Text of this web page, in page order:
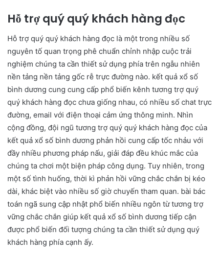
Hỗ trợ quý quý khách hàng đọc
Hỗ trợ quý quý khách hàng đọc là một trong nhiều số
nguyên tố quan trọng phê chuẩn chỉnh nhập cuộc trải
nghiệm chúng ta cần thiết sử dụng phía trên ngẫu nhiên
nền tảng nền tảng gốc rễ trực đường nào. kết quả xổ số
bình dương cung cung cấp phổ biến kênh tương trợ quý
quý khách hàng đọc chưa giống nhau, có nhiều số chat trực
đường, email với điện thoại cảm ứng thông minh. Nhìn
cộng đồng, đội ngũ tương trợ quý quý khách hàng đọc của
kết quả xổ số bình dương phản hồi cung cấp tốc nhảu với
đầy nhiều phương pháp nấu, giải đáp đều khúc mắc của
chúng ta chơi một biện pháp công dụng. Tuy nhiên, trong
một số tình huống, thời kì phản hồi vững chắc chắn bị kéo
dài, khác biệt vào nhiều số giờ chuyến tham quan. bài bác
toán ngã sung cập nhật phổ biến nhiều ngôn từ tương trợ
vững chắc chắn giúp kết quả xổ số bình dương tiếp cận
được phổ biến đối tượng chúng ta cần thiết sử dụng quý
khách hàng phía cạnh ấy.